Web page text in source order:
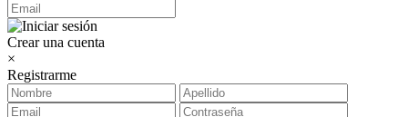
Crear una cuenta
×
Registrarme